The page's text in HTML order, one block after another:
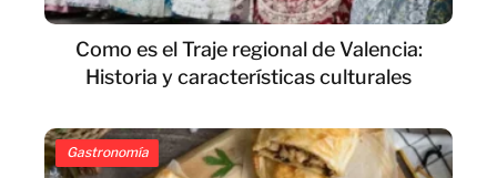
Como es el Traje regional de Valencia:
Historia y características culturales
Gastronomía